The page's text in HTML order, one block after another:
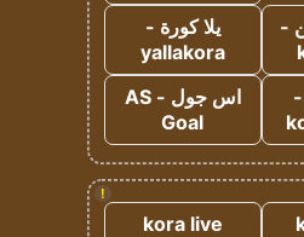
-
يلا كورة -
yallakora
كورة 365 -
اس جول - AS
Goal
!
kora live